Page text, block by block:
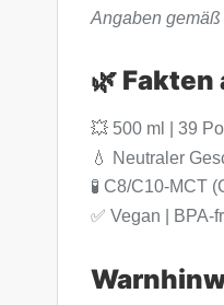
Angaben
🌿
💥 500 ml | 39
💧 Neutraler
🧪 C8/C10-MCT
✅ Vegan | BPA-